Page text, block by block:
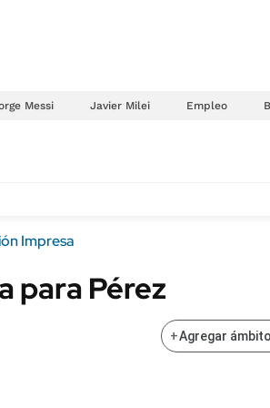
Messi Javier Milei Empleo
Sustentabilidad
ENERGY REPORT
Impresa
para Pérez
+Agregar